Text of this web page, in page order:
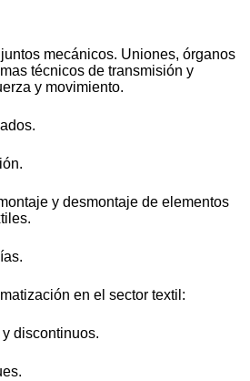
mecánicos. Uniones, órganos
técnicos de transmisión y
y movimiento.
y desmontaje de elementos
en el sector textil:
discontinuos.